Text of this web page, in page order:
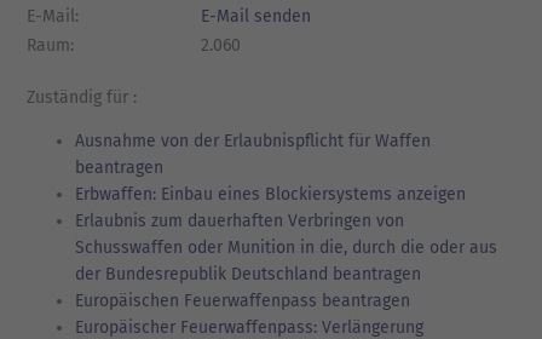
E-Mail:
E-Mail senden
Raum:
2.060
Zuständig für :
Ausnahme von der Erlaubnispflicht für Waffen
beantragen
Erbwaffen: Einbau eines Blockiersystems anzeigen
Erlaubnis zum dauerhaften Verbringen von
Schusswaffen oder Munition in die, durch die oder aus
der Bundesrepublik Deutschland beantragen
Europäischen Feuerwaffenpass beantragen
Europäischer Feuerwaffenpass: Verlängerung